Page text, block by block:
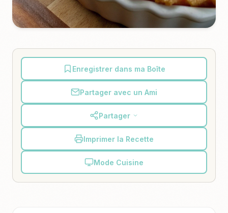
Enregistrer dans ma Boîte
Partager avec un Ami
Partager
Imprimer la Recette
Mode Cuisine